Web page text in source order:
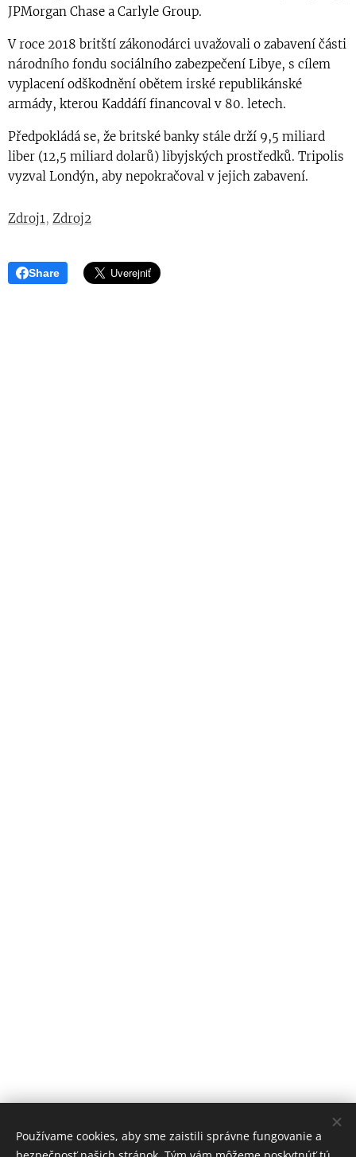
JPMorgan Chase a Carlyle Group.
V roce 2018 britští zákonodárci uvažovali o zabavení části
národního fondu sociálního zabezpečení Libye, s cílem
vyplacení odškodnění obětem irské republikánské
armády, kterou Kaddáfí financoval v 80. letech.
Předpokládá se, že britské banky stále drží 9,5 miliard
liber (12,5 miliard dolarů) libyjských prostředků. Tripolis
vyzval Londýn, aby nepokračoval v jejich zabavení.
Zdroj1 , Zdroj2
Share
Používame cookies, aby sme zaistili správne fungovanie a